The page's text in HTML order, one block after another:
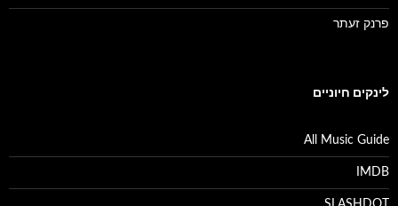
פרנק זעתר
לינקים חיוניים
All Music Guide
IMDB